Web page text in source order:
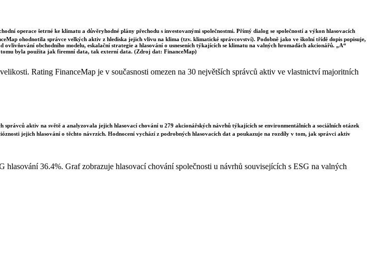
operace šetrné ke klimatu a důvěryhodné plány přechodu s investovanými společnostmi. Přímý dialog se společností a výkon hlasovacích
ohodnotila správce velkých aktiv z hlediska jejich vlivu na klima (tzv. klimatické správcovství). Podobně jako ve školní třídě dopis popisuje,
obchodního modelu, eskalační strategie a hlasování o usneseních týkajících se klimatu na valných hromadách akcionářů. „A“
tomu byla použita jak firemní data, tak externí data. (Zdroj dat: FinanceMap)
Rating FinanceMap je v současnosti omezen na 30 největších správců aktiv ve vlastnictví majoritních
aktiv na světě a analyzovala jejich hlasovací chování u 279 akcionářských návrhů týkajících se environmentálních a sociálních otázek
jejich hlasování o těchto návrzích. Hodnocení vychází z podrobných hlasovacích dat a poukazuje na rozdíly v tom, jak správci aktiv
hlasování 36.4%. Graf zobrazuje hlasovací chování společnosti u návrhů souvisejících s ESG na valných